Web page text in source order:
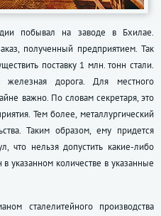
побывал на заводе в Бхилае.
полученный предприятием. Так
поставку 1 млн. тонн стали.
железная дорога. Для местного
важно. По словам секретаря, это
Тем более, металлургический
Таким образом, ему придется
что нельзя допустить какие-либо
указанном количестве в указанные
сталелитейного производства